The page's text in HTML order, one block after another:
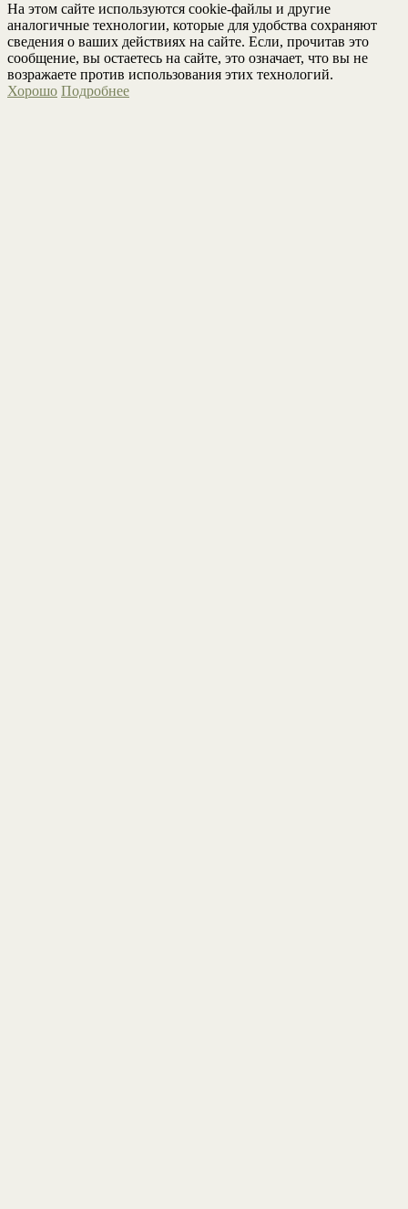
На этом сайте используются cookie-файлы и другие
аналогичные технологии, которые для удобства сохраняют
сведения о ваших действиях на сайте. Если, прочитав это
сообщение, вы остаетесь на сайте, это означает, что вы не
возражаете против использования этих технологий.
Хорошо Подробнее